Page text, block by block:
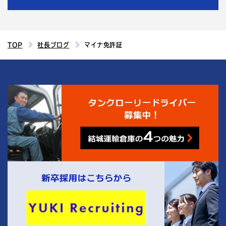
TOP 社長ブログ マイナ免許証
結城運輸倉庫の4